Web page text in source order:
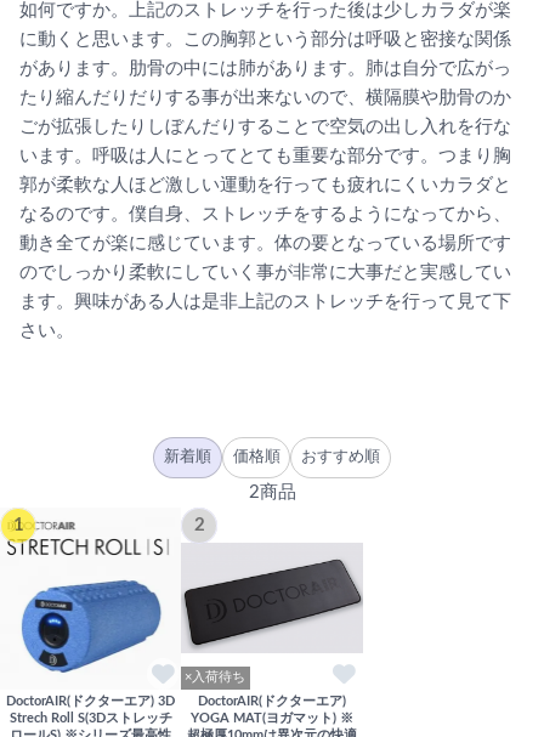
如何ですか。上記のストレッチを行った後は少しカラダが楽
に動くと思います。この胸郭という部分は呼吸と密接な関係
があります。肋骨の中には肺があります。肺は自分で広がっ
たり縮んだりだりする事が出来ないので、横隔膜や肋骨のか
ごが拡張したりしぼんだりすることで空気の出し入れを行な
います。呼吸は人にとってとても重要な部分です。つまり胸
郭が柔軟な人ほど激しい運動を行っても疲れにくいカラダと
なるのです。僕自身、ストレッチをするようになってから、
動き全てが楽に感じています。体の要となっている場所です
のでしっかり柔軟にしていく事が非常に大事だと実感してい
ます。興味がある人は是非上記のストレッチを行って見て下
さい。
新着順 価格順 おすすめ順
2商品
1
DoctorAIR(ドクターエア) 3D
Strech Roll S(3Dストレッチ
2
×入荷待ち
DoctorAIR(ドクターエア)
YOGA MAT(ヨガマット) ※